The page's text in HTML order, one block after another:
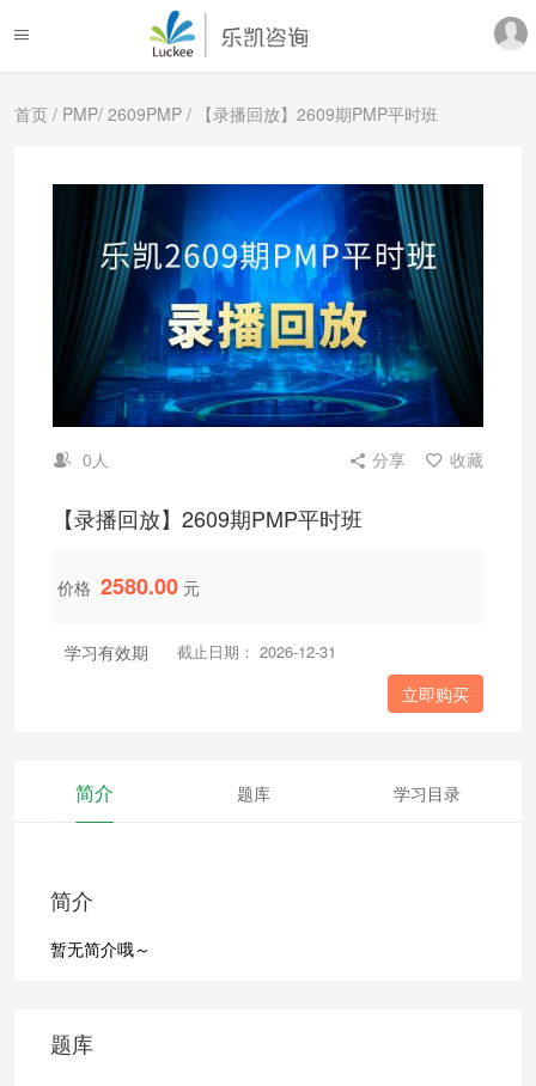
首页 / PMP/ 2609PMP / 【录播回放】2609期PMP平时班
0人 分享 收藏
【录播回放】2609期PMP平时班
价格 2580.00 元
学习有效期 截止日期： 2026-12-31
立即购买
简介 题库 学习目录
简介
暂无简介哦～
题库